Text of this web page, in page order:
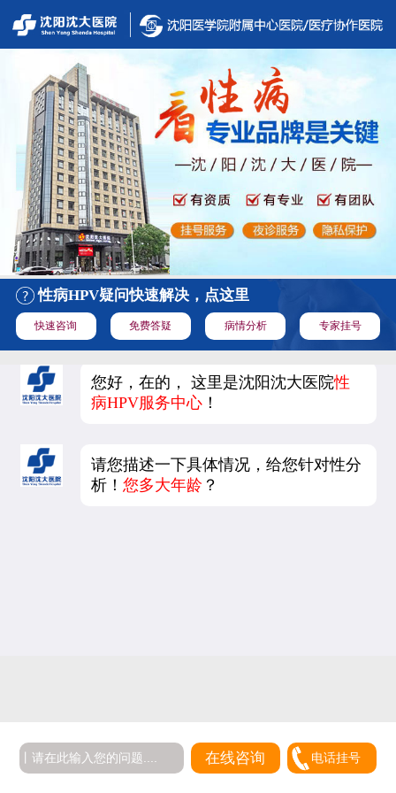
性病HPV疑问快速解决，点这里
快速咨询 免费答疑 病情分析 专家挂号
您好，在的， 这里是沈阳沈大医院性
病HPV服务中心 ！
请您描述一下具体情况，给您针对性分
析！您多大年龄 ？
在线咨询 电话挂号